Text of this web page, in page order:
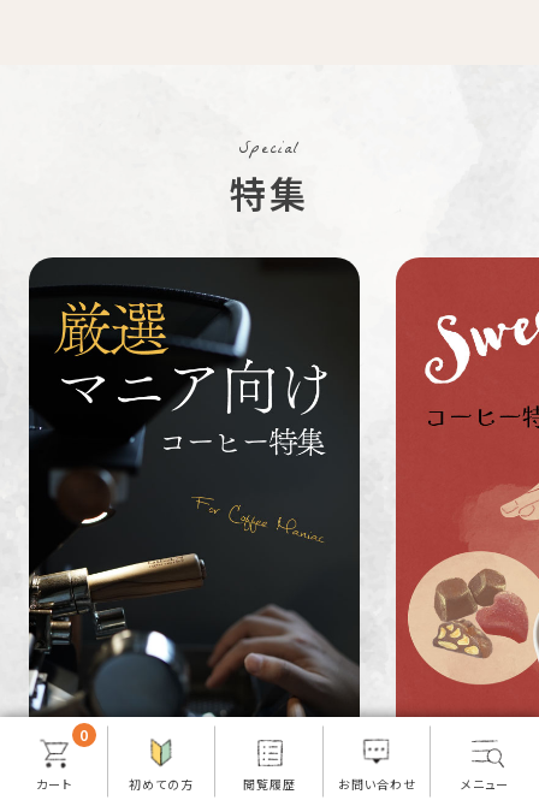
デカフェ
すてきな道
生活雑貨
業務用 定期便
ペルー イエメン
インドネシ
ア
グァテマラ
ミャンマー ルワンダ
Special
特集
0